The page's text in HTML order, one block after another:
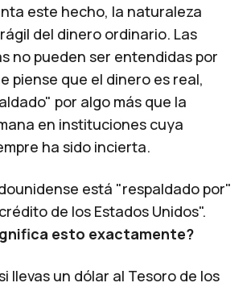
este hecho, la naturaleza
del dinero ordinario. Las
no pueden ser entendidas por
piense que el dinero es real,
por algo más que la
en instituciones cuya
ha sido incierta.
está "respaldado por"
de los Estados Unidos".
esto exactamente?
llevas un dólar al Tesoro de los